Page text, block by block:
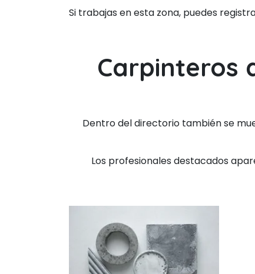
Si trabajas en esta zona, puedes
Carpinteros
Dentro del directorio también se
Los profesionales destacados